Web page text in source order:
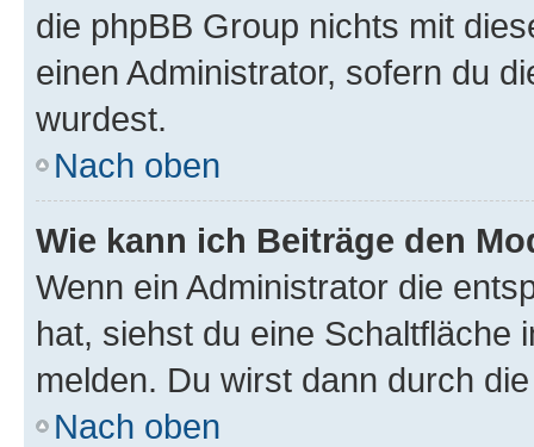
die phpBB Group nichts mit
einen Administrator, sofern du
wurdest.
Nach oben
Wie kann ich Beiträge den
Wenn ein Administrator die
hat, siehst du eine Schaltfläche
melden. Du wirst dann durch
Nach oben